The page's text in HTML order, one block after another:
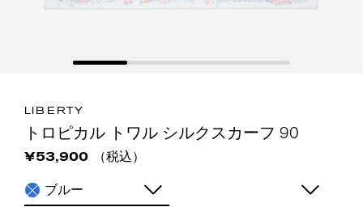
LIBERTY
トロピカル トワル シルクスカーフ 90
¥53,900
（税込）
ブルー